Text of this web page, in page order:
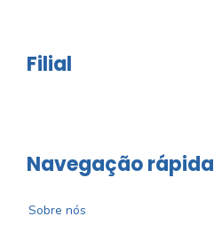
Filial
Navegação rápida
Sobre nós